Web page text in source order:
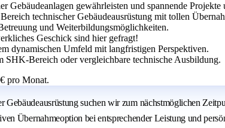
Gebäudeanlagen gewährleisten und spannende Projekte
technischer Gebäudeausrüstung mit tollen
und Weiterbildungsmöglichkeiten.
Geschick sind hier gefragt!
dynamischen Umfeld mit langfristigen Perspektiven.
SHK-Bereich oder vergleichbare technische Ausbildung.
pro Monat.
Gebäudeausrüstung suchen wir zum nächstmöglichen
Übernahmeoption bei entsprechender Leistung und